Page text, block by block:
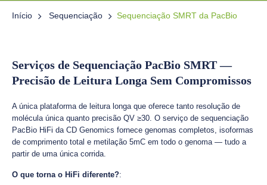
Início Sequenciação Sequenciação SMRT da PacBio
Serviços de Sequenciação PacBio SMRT —
Precisão de Leitura Longa Sem Compromissos
A única plataforma de leitura longa que oferece tanto resolução de
molécula única quanto precisão QV ≥30. O serviço de sequenciação
PacBio HiFi da CD Genomics fornece genomas completos, isoformas
de comprimento total e metilação 5mC em todo o genoma — tudo a
partir de uma única corrida.
O que torna o HiFi diferente?: